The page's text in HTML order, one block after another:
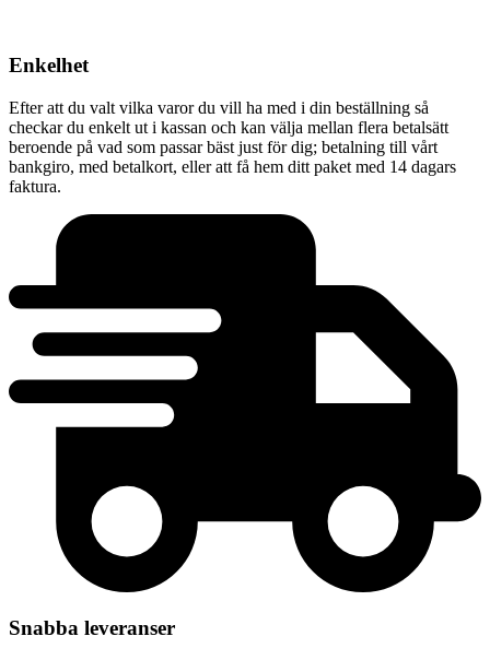
Enkelhet
Efter att du valt vilka varor du vill ha med i din beställning så
checkar du enkelt ut i kassan och kan välja mellan flera betalsätt
beroende på vad som passar bäst just för dig; betalning till vårt
bankgiro, med betalkort, eller att få hem ditt paket med 14 dagars
faktura.
Snabba leveranser